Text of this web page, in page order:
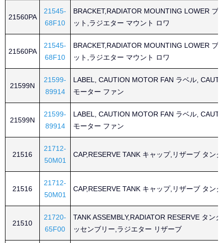
21560PA
21545-
68F10
BRACKET,RADIATOR MOUNTING LOWER ブ
ット,ラジエター マウント ロワ
21560PA
21545-
68F10
BRACKET,RADIATOR MOUNTING LOWER ブ
ット,ラジエター マウント ロワ
21599N
21599-
89914
LABEL, CAUTION MOTOR FAN ラベル,
モーター ファン
21599N
21599-
89914
LABEL, CAUTION MOTOR FAN ラベル,
モーター ファン
21516
21712-
50M01
CAP,RESERVE TANK キャップ,リザーブ タンク
21516
21712-
50M01
CAP,RESERVE TANK キャップ,リザーブ タンク
21510
21720-
65F00
TANK ASSEMBLY,RADIATOR RESERVE タン
ッセンブリー,ラジエター リザーブ